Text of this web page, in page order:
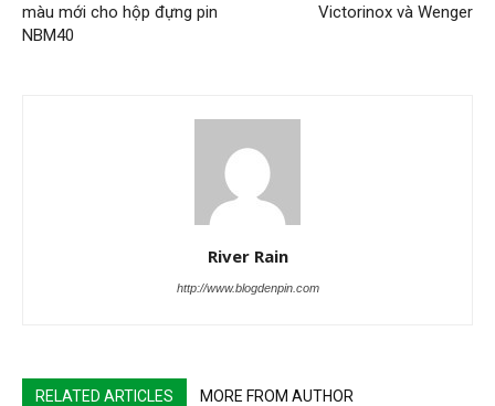
màu mới cho hộp đựng pin
NBM40
Victorinox và Wenger
River Rain
http://www.blogdenpin.com
RELATED ARTICLES MORE FROM AUTHOR